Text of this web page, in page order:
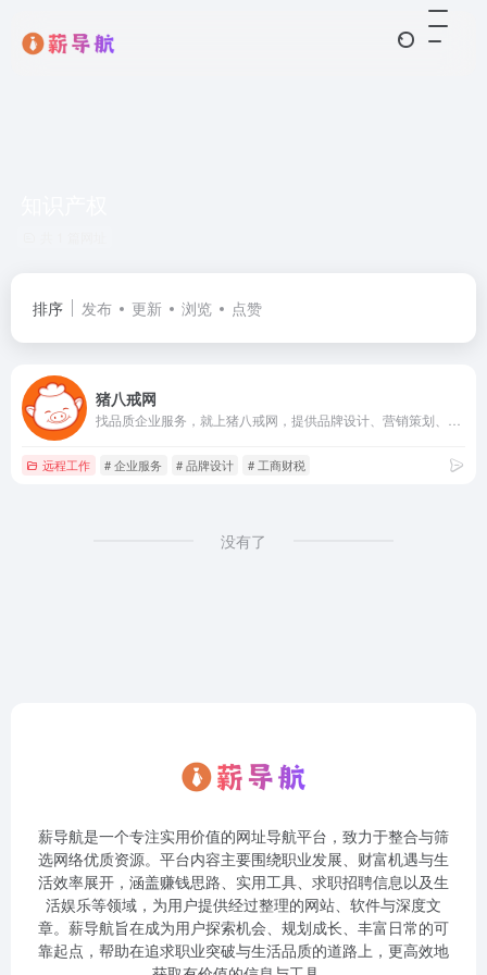
排序 发布 更新 浏览 点赞
猪八戒网
远程工作 # 企业服务 # 品牌设计 # 工商财税
没有了
薪导航是一个专注实用价值的网址导航平台，致力于整合与筛
选网络优质资源。平台内容主要围绕职业发展、财富机遇与生
活效率展开，涵盖赚钱思路、实用工具、求职招聘信息以及生
活娱乐等领域，为用户提供经过整理的网站、软件与深度文
章。薪导航旨在成为用户探索机会、规划成长、丰富日常的可
靠起点，帮助在追求职业突破与生活品质的道路上，更高效地